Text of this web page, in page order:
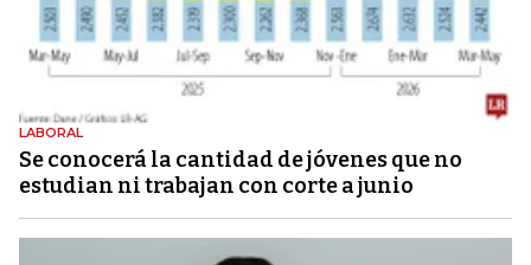
LABORAL
Se conocerá la cantidad de jóvenes que no
estudian ni trabajan con corte a junio